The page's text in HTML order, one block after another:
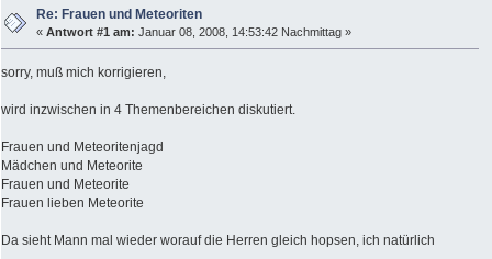
Re: Frauen und Meteoriten
«Antwort #1 am: Januar 08, 2008, 14:53:42 Nachmittag »
sorry, muß mich korrigieren,
wird inzwischen in 4 Themenbereichen diskutiert.
Frauen und Meteoritenjagd
Mädchen und Meteorite
Frauen und Meteorite
Frauen lieben Meteorite
Da sieht Mann mal wieder worauf die Herren gleich hopsen, ich natürlich